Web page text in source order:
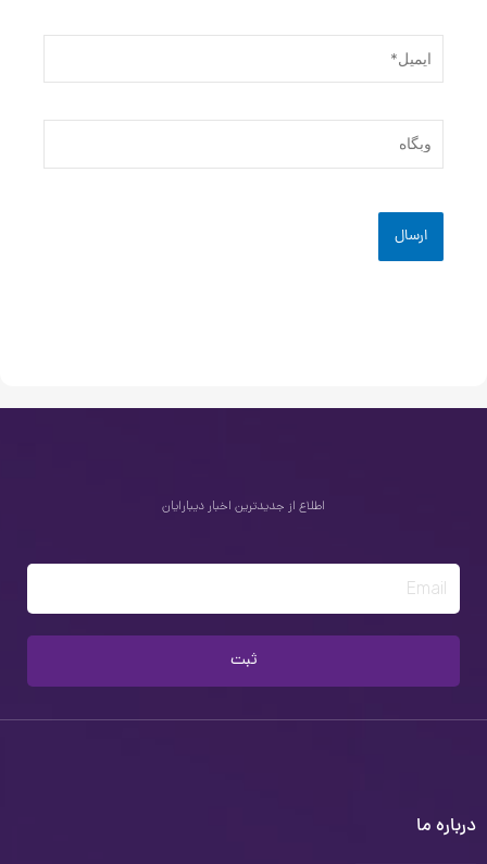
اطلاع از جدیدترین اخبار دیبارایان
Email
ثبت
درباره ما